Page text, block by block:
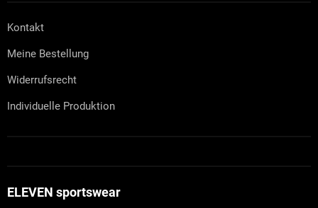
Kontakt
Meine Bestellung
Widerrufsrecht
Individuelle Produktion
ELEVEN sportswear